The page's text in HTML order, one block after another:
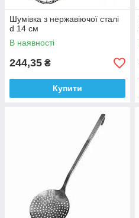
Шумівка з нержавіючої сталі
d 14 см
В наявності
244,35 ₴
Купити